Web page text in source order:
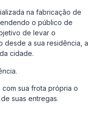
na fabricação de
o público de
de levar o
desde a sua residência, a
cidade.
com sua frota própria o
suas entregas.